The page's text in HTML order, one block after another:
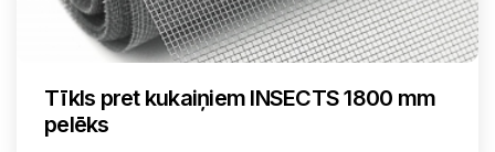
Tīkls pret kukaiņiem INSECTS 1800 mm
pelēks